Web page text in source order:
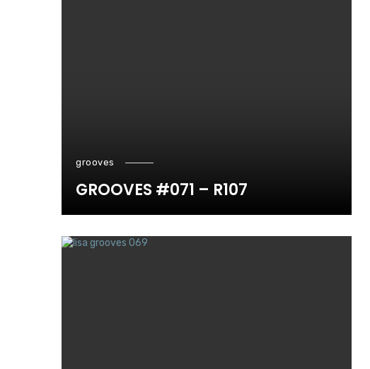
grooves
GROOVES #071 – R107